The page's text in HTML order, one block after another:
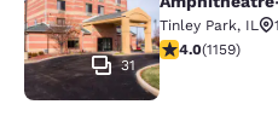
31
Tinley Park, IL
calificación de
4.0(1159)